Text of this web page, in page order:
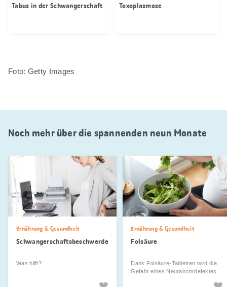
Tabus in der Schwangerschaft Toxoplasmose
Foto: Getty Images
Noch mehr über die spannenden neun Monate
Ernährung & Gesundheit
Schwangerschaftsbeschwerden
Was hilft?
Ernährung & Gesundheit
Folsäure
Dank Folsäure-Tabletten wird die
Gefahr eines Neuralrohrdefektes